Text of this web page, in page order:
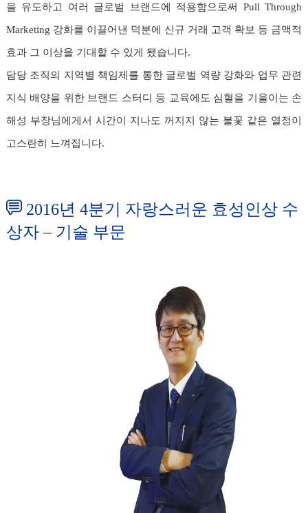
을 유도하고 여러 글로벌 브랜드에 적용함으로써 Pull Through
Marketing 강화를 이끌어낸 덕분에 신규 거래 고객 확보 등 금액적
효과 그 이상을 기대할 수 있게 됐습니다.
담당 조직의 지역별 책임제를 통한 글로벌 역량 강화와 업무 관련
지식 배양을 위한 브랜드 스터디 등 교육에도 심혈을 기울이는 손
해성 부장님에게서 시간이 지나도 꺼지지 않는 불꽃 같은 열정이
고스란히 느껴집니다.
2016년 4분기 자랑스러운 효성인상 수
상자 – 기술 부문